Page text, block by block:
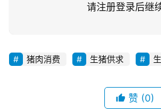
首
请注册登录后继
猪肉消费 生猪供求
赞 (0)